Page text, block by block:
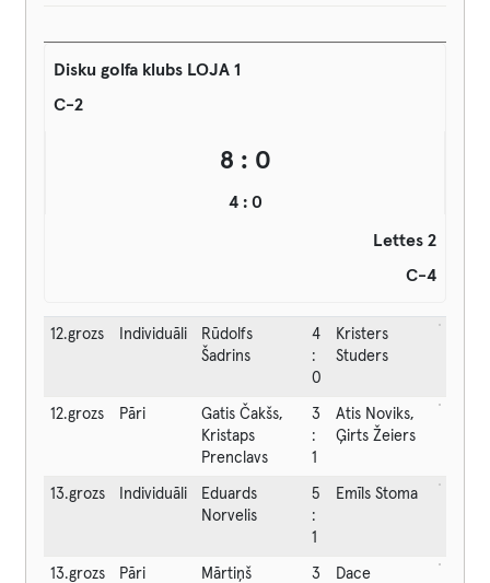
Disku golfa klubs LOJA 1
C-2
8 : 0
4 : 0
Lettes 2
C-4
12.grozs Individuāli
Rūdolfs
Šadrins
4
:
0
Kristers
Studers
12.grozs Pāri
Gatis Čakšs,
Kristaps
Prenclavs
3
:
1
Atis Noviks,
Ģirts Žeiers
13.grozs Individuāli
Eduards
Norvelis
5
:
1
Emīls Stoma
13.grozs Pāri
Mārtiņš
3
Dace